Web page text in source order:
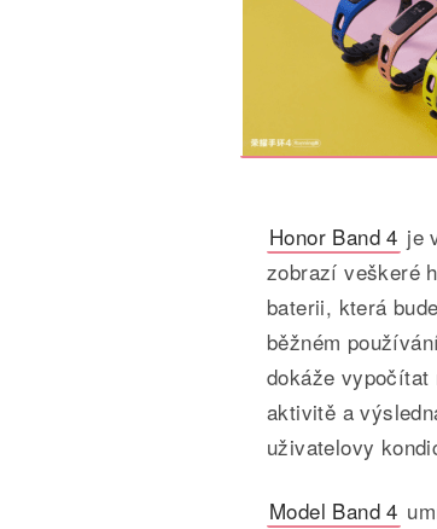
Honor Band 4 je
zobrazí veškeré
baterii, která
běžném
dokáže
aktivitě a
uživatelovy
Model Band 4